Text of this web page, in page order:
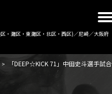
・灘区・東灘区・北区・西区)／尼崎／大阪府
>
「DEEP☆KICK 71」中田史斗選手試合